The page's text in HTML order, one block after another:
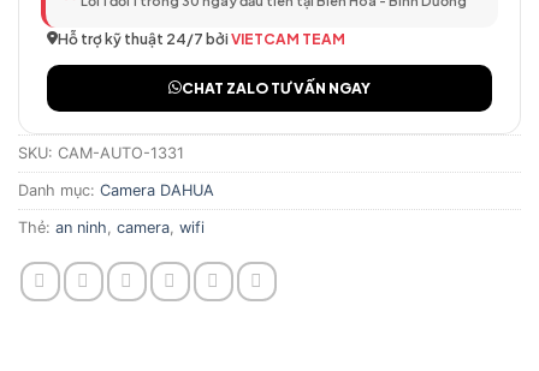
Hỗ trợ kỹ thuật 24/7 bởi VIETCAM TEAM
CHAT ZALO TƯ VẤN NGAY
SKU: CAM-AUTO-1331
Danh mục: Camera DAHUA
Thẻ: an ninh camera wifi